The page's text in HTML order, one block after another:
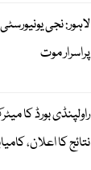
پراسرار موت
راولپنڈی بورڈ کا
نتائج کا اعلان، کامیابی